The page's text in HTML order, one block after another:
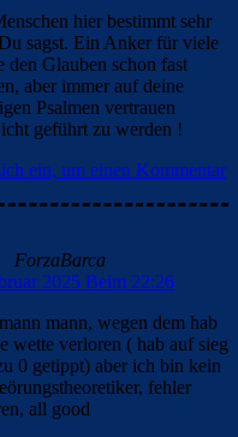
hier bestimmt sehr
sagst. Ein Anker für viele
den Glauben schon fast
aber immer auf deine
Psalmen vertrauen
geführt zu werden !
ein, um einen Kommentar
ForzaBarca
2025 Beim 22:26
mann, wegen dem hab
wette verloren ( hab auf sieg
0 getippt) aber ich bin kein
fehler
all good